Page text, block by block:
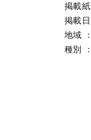
掲載紙
掲載日
地域
：
種別
：